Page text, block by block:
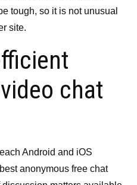
tough, so it is not unusual
site.
chat
Android and iOS
anonymous free chat